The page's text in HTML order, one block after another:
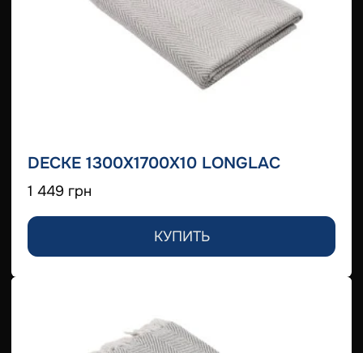
DECKE 1300X1700X10 LONGLAC
1 449 грн
КУПИТЬ